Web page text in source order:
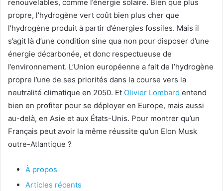
renouvelables, comme l’énergie solaire. Bien que plus
propre, l’hydrogène vert coût bien plus cher que
l’hydrogène produit à partir d’énergies fossiles. Mais il
s’agit là d’une condition sine qua non pour disposer d’une
énergie décarbonée, et donc respectueuse de
l’environnement. L’Union européenne a fait de l’hydrogène
propre l’une de ses priorités dans la course vers la
neutralité climatique en 2050. Et Olivier Lombard entend
bien en profiter pour se déployer en Europe, mais aussi
au-delà, en Asie et aux États-Unis. Pour montrer qu’un
Français peut avoir la même réussite qu’un Elon Musk
outre-Atlantique ?
À propos
Articles récents